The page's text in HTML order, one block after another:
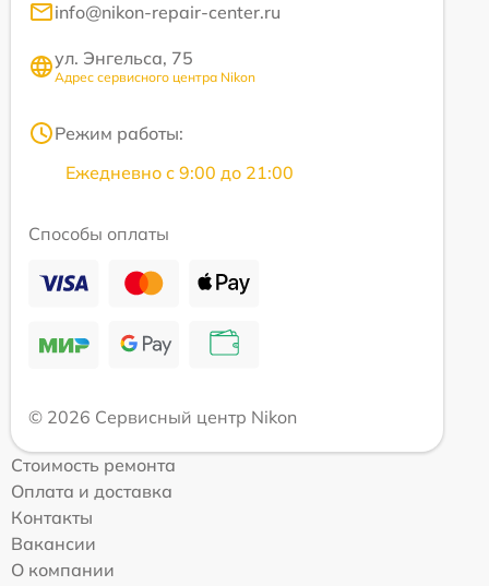
info@nikon-repair-center.ru
ул. Энгельса, 75
Адрес сервисного центра Nikon
Режим работы:
Ежедневно с 9:00 до 21:00
Способы оплаты
© 2026 Сервисный центр Nikon
Стоимость ремонта
Оплата и доставка
Контакты
Вакансии
О компании